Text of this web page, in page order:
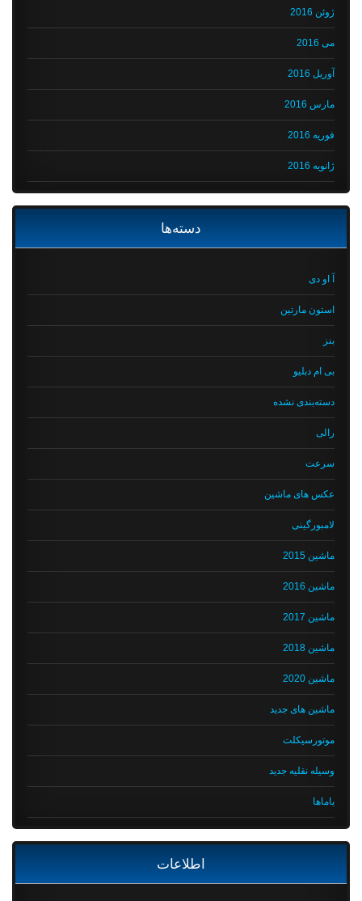
ژوئن 2016
می 2016
آوریل 2016
مارس 2016
فوریه 2016
ژانویه 2016
دسته‌ها
آ او دی
استون مارتین
بی ام دبلیو
دسته‌بندی نشده
رالی
سرعت
عکس های ماشین
لامبورگینی
ماشین 2015
ماشین 2016
ماشین 2017
ماشین 2018
ماشین 2020
ماشین های جدید
موتورسیکلت
وسیله نقلیه جدید
یاماها
اطلاعات